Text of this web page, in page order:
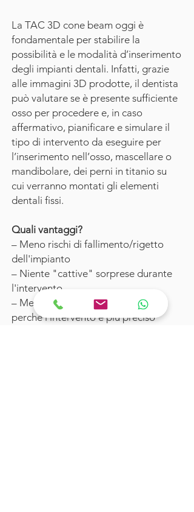
La TAC 3D cone beam oggi è
fondamentale per stabilire la
possibilità e le modalità d’inserimento
degli impianti dentali. Infatti, grazie
alle immagini 3D prodotte, il dentista
può valutare se è presente sufficiente
osso per procedere e, in caso
affermativo, pianificare e simulare il
tipo di intervento da eseguire per
l’inserimento nell’osso, mascellare o
mandibolare, dei perni in titanio su
cui verranno montati gli elementi
dentali fissi.
Quali vantaggi?
– Meno rischi di fallimento/rigetto
dell'impianto
– Niente "cattive" sorprese durante
l'intervento
– Meno dolore post operatorio
perché l'intervento è più preciso